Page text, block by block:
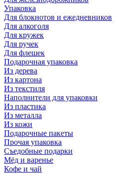
Упаковка
Для блокнотов и ежедневников
Для алкоголя
Для кружек
Для ручек
Для флешек
Подарочная упаковка
Из дерева
Из картона
Из текстиля
Наполнители для упаковки
Из пластика
Из металла
Из кожи
Подарочные пакеты
Прочая упаковка
Съедобные подарки
Мёд и варенье
Кофе и чай